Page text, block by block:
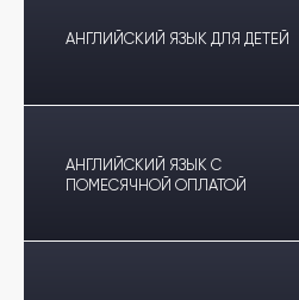
АНГЛИЙСКИЙ ЯЗЫК ДЛЯ ДЕТЕЙ
АНГЛИЙСКИЙ ЯЗЫК С
ПОМЕСЯЧНОЙ ОПЛАТОЙ